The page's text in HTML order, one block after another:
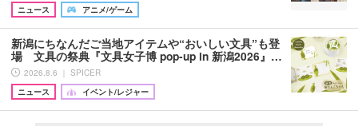
ニュース
アニメ/ゲーム
新潟にちなんだご当地アイテムや“おいしい文具”も登
場 文具の祭典『文具女子博 pop-up in 新潟2026』…
2026.8.6 ｜ SPICER
ニュース
イベント/レジャー